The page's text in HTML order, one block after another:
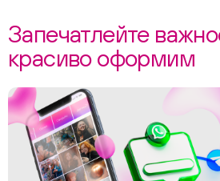
Запечатлейте
красиво оформим